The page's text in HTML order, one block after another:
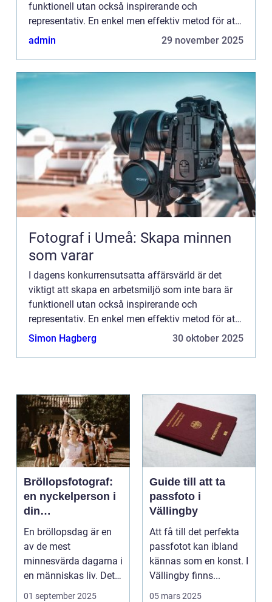
funktionell utan också inspirerande och
representativ. En enkel men effektiv metod för att
uppnå detta är g...
admin 29 november 2025
Fotograf i Umeå: Skapa minnen
som varar
I dagens konkurrensutsatta affärsvärld är det
viktigt att skapa en arbetsmiljö som inte bara är
funktionell utan också inspirerande och
representativ. En enkel men effektiv metod för att
uppnå detta är g...
Simon Hagberg 30 oktober 2025
Bröllopsfotograf:
en nyckelperson i
din
bröllopsberättelse
En bröllopsdag är en
av de mest
minnesvärda dagarna i
en människas liv. Det
&aum...
01 september 2025
Guide till att ta
passfoto i
Vällingby
Att få till det perfekta
passfotot kan ibland
kännas som en konst. I
Vällingby finns...
05 mars 2025